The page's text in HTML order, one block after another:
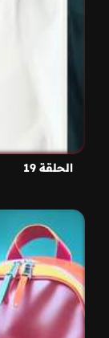
الحلقة 19